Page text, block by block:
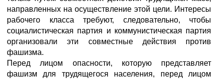
направленных на осуществление этой цели. Интересы
рабочего класса требуют, следовательно, чтобы
социалистическая партия и коммунистическая партия
организовали эти совместные действия против
фашизма.
Перед лицом опасности, которую представляет
фашизм для трудящегося населения, перед лицом